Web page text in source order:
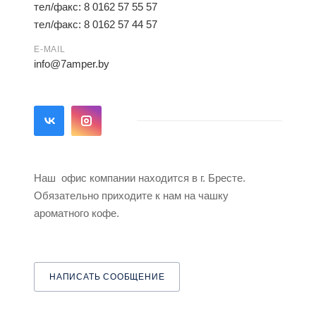
тел/факс: 8 0162 57 55 57
тел/факс: 8 0162 57 44 57
E-MAIL
info@7amper.by
Наш офис компании находится в г. Бресте.
Обязательно приходите к нам на чашку
ароматного кофе.
НАПИСАТЬ СООБЩЕНИЕ